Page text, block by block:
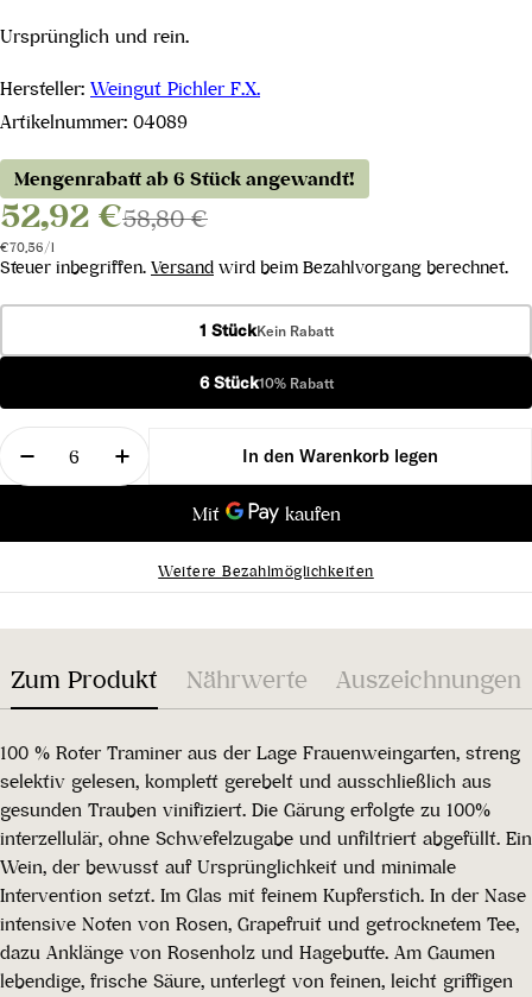
Ursprünglich und rein.
Hersteller: Weingut Pichler F.X.
Artikelnummer: 04089
Mengenrabatt ab 6 Stück angewandt!
52,92 €58,80 €
Stückpreis
€70,56/pro
l
Steuer inbegriffen. Versand wird beim Bezahlvorgang berechnet.
1 StückKein Rabatt
6 Stück10% Rabatt
Menge
Menge für Roter Traminer NOVUM III Wachau
Menge für Roter Traminer NOVUM III
In den Warenkorb legen
Weitere Bezahlmöglichkeiten
Zum Produkt Nährwerte Auszeichnungen
100 % Roter Traminer aus der Lage Frauenweingarten, streng
selektiv gelesen, komplett gerebelt und ausschließlich aus
gesunden Trauben vinifiziert. Die Gärung erfolgte zu 100%
interzellulär, ohne Schwefelzugabe und unfiltriert abgefüllt. Ein
Wein, der bewusst auf Ursprünglichkeit und minimale
Intervention setzt. Im Glas mit feinem Kupferstich. In der Nase
intensive Noten von Rosen, Grapefruit und getrocknetem Tee,
dazu Anklänge von Rosenholz und Hagebutte. Am Gaumen
lebendige, frische Säure, unterlegt von feinen, leicht griffigen